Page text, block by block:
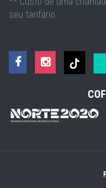
seu tarifário.